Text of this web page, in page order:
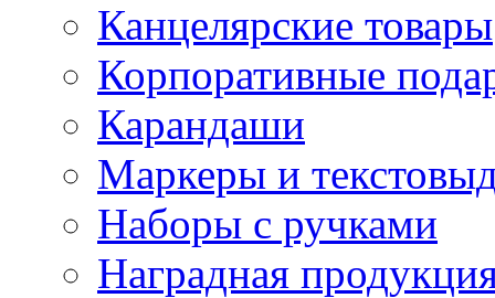
Канцелярские товары
Корпоративные
Карандаши
Маркеры и
Наборы с ручками
Наградная